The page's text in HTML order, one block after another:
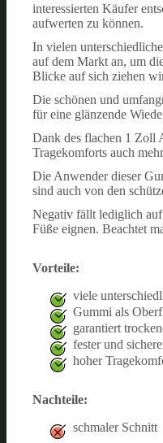
interessierten Käufer
aufwerten zu können.
In vielen
auf dem Markt an, um
Blicke auf sich ziehen
Die schönen und
für eine glänzende
Dank des flachen 1 Zoll
Tragekomforts auch
Die Anwender dieser
sind auch von den
Negativ fällt lediglich
Füße eignen. Beachtet
Vorteile:
viele
Gummi als
garantiert
fester und
hoher
Nachteile:
schmaler Schnitt